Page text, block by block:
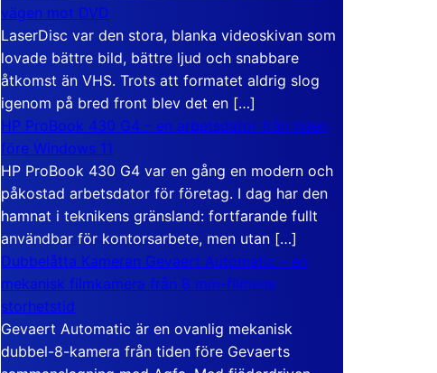
vägen mot DVD
LaserDisc var den stora, blanka videoskivan som
lovade bättre bild, bättre ljud och snabbare
åtkomst än VHS. Trots att formatet aldrig slog
igenom på bred front blev det en […]
HP ProBook 430 G4 – en arbetsdator från tiden
före Windows 11
HP ProBook 430 G4 var en gång en modern och
påkostad arbetsdator för företag. I dag har den
hamnat i teknikens gränsland: fortfarande fullt
användbar för kontorsarbete, men utan […]
Dubbelåtta Kameran Gevaert Automatic – en
mekanisk filmkamera från 8 mm-filmens
storhetstid
Gevaert Automatic är en ovanlig mekanisk
dubbel-8-kamera från tiden före Gevaerts